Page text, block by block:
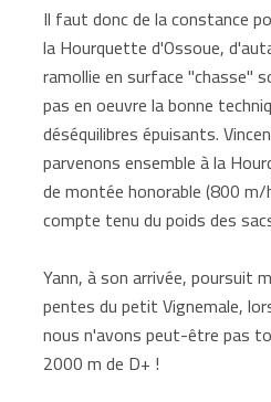
Il faut donc de la constance
la Hourquette d'Ossoue,
ramollie en surface "chasse"
pas en oeuvre la bonne
déséquilibres épuisants.
parvenons ensemble à la
de montée honorable (800
compte tenu du poids des
Yann, à son arrivée, poursuit
pentes du petit Vignemale,
nous n'avons peut-être pas
2000 m de D+ !